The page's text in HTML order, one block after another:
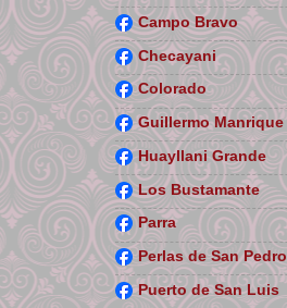
Campo Bravo
Checayani
Colorado
Guillermo Manrique
Huayllani Grande
Los Bustamante
Parra
Perlas de San Pedro
Puerto de San Luis